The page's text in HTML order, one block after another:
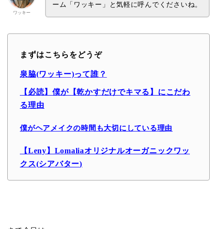
ワッキー
ーム 「ワッキー」 と気軽に呼んでくださいね。
まずはこちらをどうぞ
泉脇(ワッキー)って誰？
【必読】僕が【乾かすだけでキマる】にこだわ
る理由
僕がヘアメイクの時間も大切にしている理由
【Leny 】 Lomaliaオリジナルオーガニックワッ
クス(シアバター)